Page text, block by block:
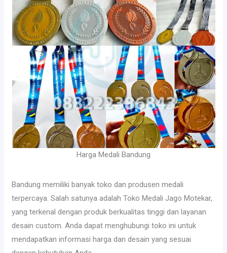
Harga Medali Bandung
Bandung memiliki banyak toko dan produsen medali
terpercaya. Salah satunya adalah Toko Medali Jago Motekar,
yang terkenal dengan produk berkualitas tinggi dan layanan
desain custom. Anda dapat menghubungi toko ini untuk
mendapatkan informasi harga dan desain yang sesuai